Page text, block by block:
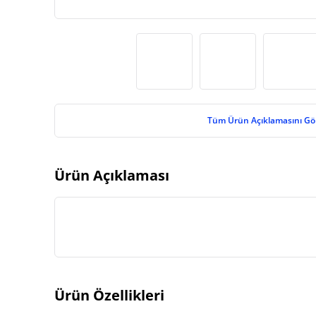
Tüm Ürün Açıklamasını
Ürün Açıklaması
Ürün Özellikleri